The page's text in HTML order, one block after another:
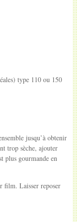
type 110 ou 150
jusqu’à obtenir
trop sèche, ajouter
plus gourmande en
film. Laisser reposer